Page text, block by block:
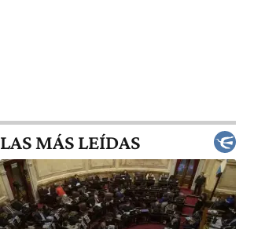
LAS MÁS LEÍDAS